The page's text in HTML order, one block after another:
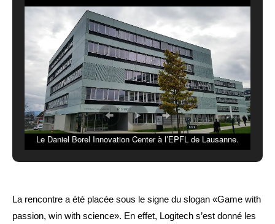
Le Daniel Borel Innovation Center à l’EPFL de Lausanne.
La rencontre a été placée sous le signe du slogan «Game with
passion, win with science». En effet, Logitech s’est donné les